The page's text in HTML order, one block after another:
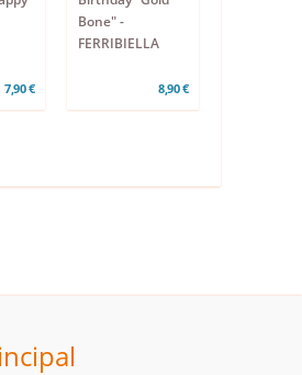
7,90 €
Bone" -
FERRIBIELLA
8,90 €